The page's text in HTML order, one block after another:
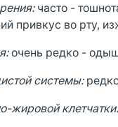
часто -
привкус во рту,
очень редко -
системы:
жировой